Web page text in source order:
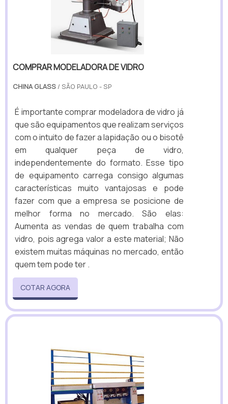
COMPRAR MODELADORA DE VIDRO
CHINA GLASS / SÃO PAULO - SP
É importante comprar modeladora de vidro já
que são equipamentos que realizam serviços
com o intuito de fazer a lapidação ou o bisotê
em qualquer peça de vidro,
independentemente do formato. Esse tipo
de equipamento carrega consigo algumas
características muito vantajosas e pode
fazer com que a empresa se posicione de
melhor forma no mercado. São elas:
Aumenta as vendas de quem trabalha com
vidro, pois agrega valor a este material; Não
existem muitas máquinas no mercado, então
quem tem pode ter .
COTAR AGORA